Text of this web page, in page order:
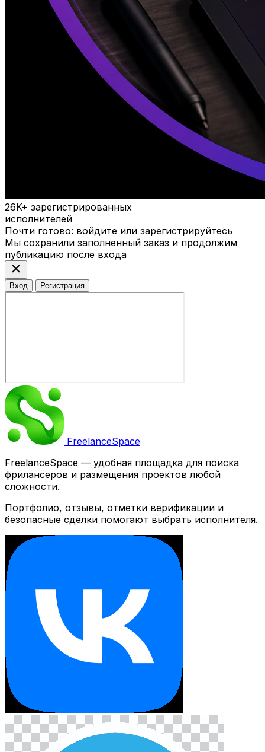
26K+ зарегистрированных
исполнителей
Почти готово: войдите или зарегистрируйтесь
Мы сохранили заполненный заказ и продолжим
публикацию после входа
close
Вход Регистрация
FreelanceSpace
FreelanceSpace — удобная площадка для поиска
фрилансеров и размещения проектов любой
сложности.
Портфолио, отзывы, отметки верификации и
безопасные сделки помогают выбрать исполнителя.